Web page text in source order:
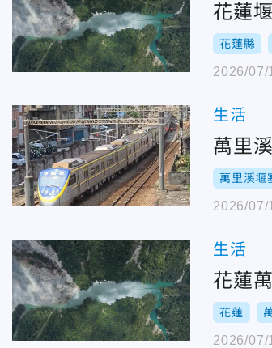
花蓮
花蓮縣
2026/07/
生活
萬里
萬里溪堰
2026/07/
生活
花蓮
花蓮
2026/07/